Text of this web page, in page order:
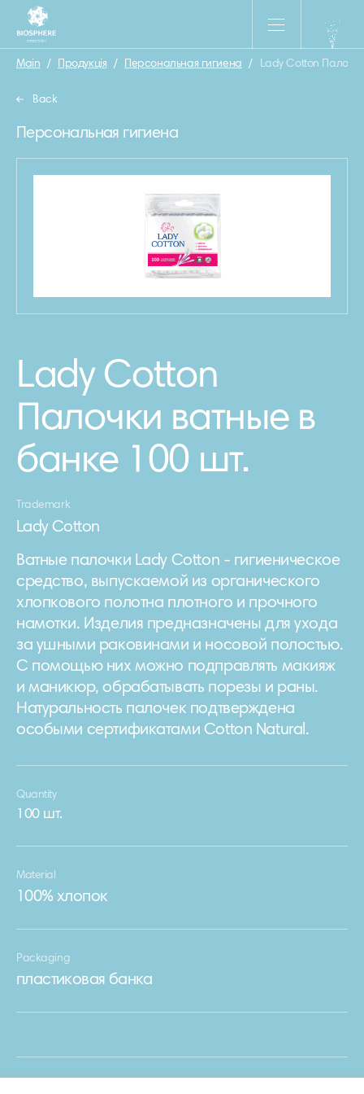
Main / Продукція / Персональная гигиена / Lady Cotton
Back
Персональная гигиена
Lady Cotton
Палочки ватные в
банке 100 шт.
Trademark
Lady Cotton
Ватные палочки Lady Cotton - гигиеническое
средство, выпускаемой из органического
хлопкового полотна плотного и прочного
намотки. Изделия предназначены для ухода
за ушными раковинами и носовой полостью.
С помощью них можно подправлять макияж
и маникюр, обрабатывать порезы и раны.
Натуральность палочек подтверждена
особыми сертификатами Cotton Natural.
Quantity
100 шт.
Material
100% хлопок
Packaging
пластиковая банка